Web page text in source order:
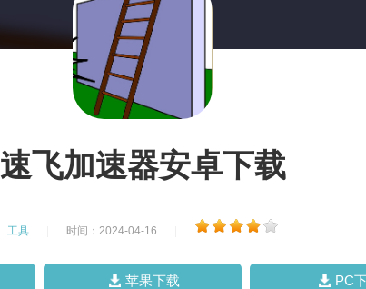
速飞加速器安卓下载
工具 时间：2024-04-16
苹果下载 PC